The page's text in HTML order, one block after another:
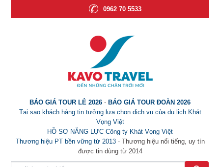
0962 70 5533
BÁO GIÁ TOUR LẺ 2026 - BÁO GIÁ TOUR ĐOÀN 2026
Tại sao khách hàng tin tưởng lựa chọn dịch vụ của du lịch Khát
Vọng Việt
HỒ SƠ NĂNG LỰC Công ty Khát Vọng Việt
Thương hiệu PT bền vững từ 2013- Thương hiệu nổi tiếng, uy tín
được tin dùng từ 2014